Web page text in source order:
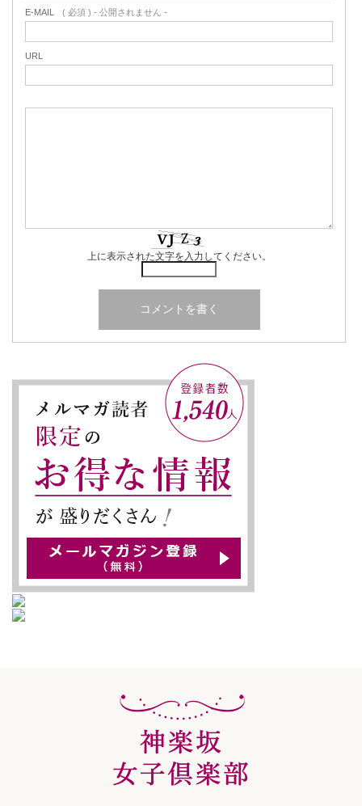
E-MAIL ( 必須 ) - 公開されません -
URL
上に表示された文字を入力してください。